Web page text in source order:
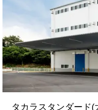
タカラスタンダード